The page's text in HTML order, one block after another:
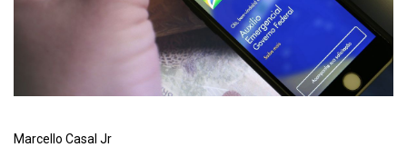
Marcello Casal Jr